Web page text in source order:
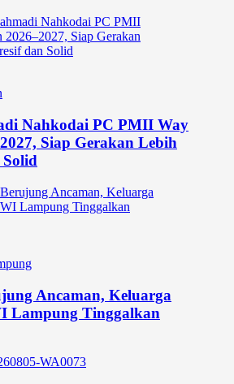
Nahkodai PC PMII Way
Siap Gerakan Lebih
Ancaman, Keluarga
Lampung Tinggalkan